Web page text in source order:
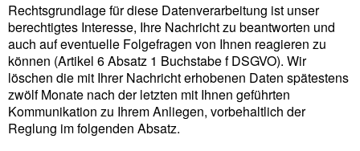
Rechtsgrundlage für diese Datenverarbeitung ist unser
berechtigtes Interesse, Ihre Nachricht zu beantworten und
auch auf eventuelle Folgefragen von Ihnen reagieren zu
können (Artikel 6 Absatz 1 Buchstabe f DSGVO). Wir
löschen die mit Ihrer Nachricht erhobenen Daten spätestens
zwölf Monate nach der letzten mit Ihnen geführten
Kommunikation zu Ihrem Anliegen, vorbehaltlich der
Reglung im folgenden Absatz.